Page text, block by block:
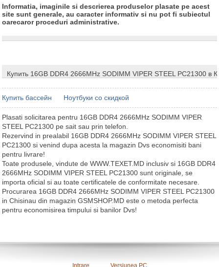
Informatia, imaginile si descrierea produselor plasate pe acest
site sunt generale, au caracter informativ si nu pot fi subiectul
oarecaror proceduri administrative.
Купить 16GB DDR4 2666MHz SODIMM VIPER STEEL PC21300 в
Купить бассейн Ноутбуки со скидкой
Plasati solicitarea pentru 16GB DDR4 2666MHz SODIMM VIPER
STEEL PC21300 pe sait sau prin telefon.
Rezervind in prealabil 16GB DDR4 2666MHz SODIMM VIPER STEEL
PC21300 si venind dupa acesta la magazin Dvs economisiti bani
pentru livrare!
Toate produsele, vindute de WWW.TEXET.MD inclusiv si 16GB DDR4
2666MHz SODIMM VIPER STEEL PC21300 sunt originale, se
importa oficial si au toate certificatele de conformitate necesare.
Procurarea 16GB DDR4 2666MHz SODIMM VIPER STEEL PC21300
in Chisinau din magazin GSMSHOP.MD este o metoda perfecta
pentru economisirea timpului si banilor Dvs!
Intrare Versiunea PC